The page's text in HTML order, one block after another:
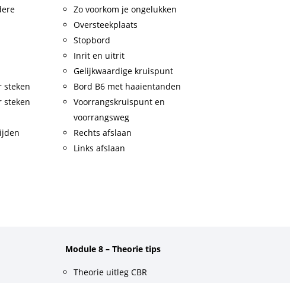
steken
steken
Zo voorkom je ongelukken
Oversteekplaats
Stopbord
Inrit en uitrit
Gelijkwaardige kruispunt
Bord B6 met haaientanden
Voorrangskruispunt en
voorrangsweg
Rechts afslaan
Links afslaan
Module 8 – Theorie tips
Theorie uitleg CBR